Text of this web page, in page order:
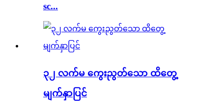
sc...
၃၂ လက်မ ကွေးညွတ်သော ထိတွေ့
မျက်နှာပြင်